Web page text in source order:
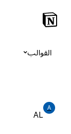
القوالب
AL